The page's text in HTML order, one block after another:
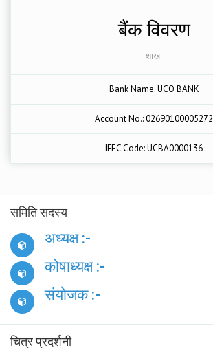
बैंक विवरण
शाखा
Bank Name: UCO BANK
Account No.: 02690100005272
IFEC Code: UCBA0000136
समिति सदस्य
अध्यक्ष :-
कोषाध्यक्ष :-
संयोजक :-
चित्र प्रदर्शनी